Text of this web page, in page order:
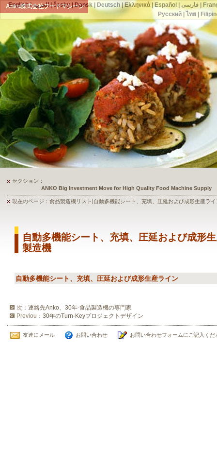
Anko株式会社フードマシーン
セクション：
ANKO's Food Processing Equipment Assists a Shoe Seller to Start
現在のページ：食品製造機リスト|自動多機能シート、充填、圧延および成形生産ライ
自動多機能シート、充填、圧延および成形
製造機
自動多機能シート、充填、圧延および成形生産ライン
次： 連絡先Anko、30年-食品製造機の専門家
Previou： 30年のTurn-Keyプロジェクトデザイン
友達にメール お問い合わせ お問い合わせフォームにご記入くだ
English|العربية|česky|Dansk| Deutsch|Ελληνικά|Español فارسی|
Русский| ไทย|